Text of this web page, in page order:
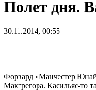
Полет дня.
30.11.2014, 00:55
Форвард «Манчестер
Макгрегора. Касильяс-то